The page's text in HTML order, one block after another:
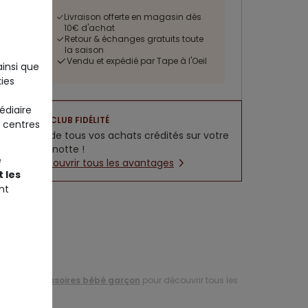
Livraison offerte en magasin dès
10€ d'achat
Retour & échanges gratuits toute
la saison
Vendu et expédié par Tape à l'Oeil
CLUB FIDÉLITÉ
5% de tous vos achats crédités sur votre
cagnotte !
Découvrir tous les avantages
d'
accessoires bébé garçon pour découvrir tous les
que
les